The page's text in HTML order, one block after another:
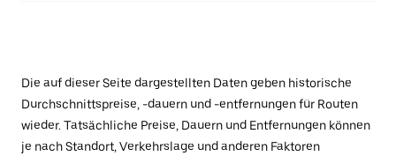
Die auf dieser Seite dargestellten Daten geben historische
Durchschnittspreise, -dauern und -entfernungen für Routen
wieder. Tatsächliche Preise, Dauern und Entfernungen können
je nach Standort, Verkehrslage und anderen Faktoren